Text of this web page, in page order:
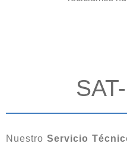
Nuestro Servicio